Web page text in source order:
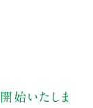
始いたしま